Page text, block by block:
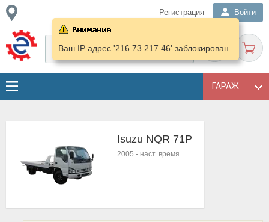
Регистрация Войти
ГАРАЖ
Ваш IP адрес '216.73.217.46' заблокирован.
Isuzu NQR 71P
2005 - наст. время